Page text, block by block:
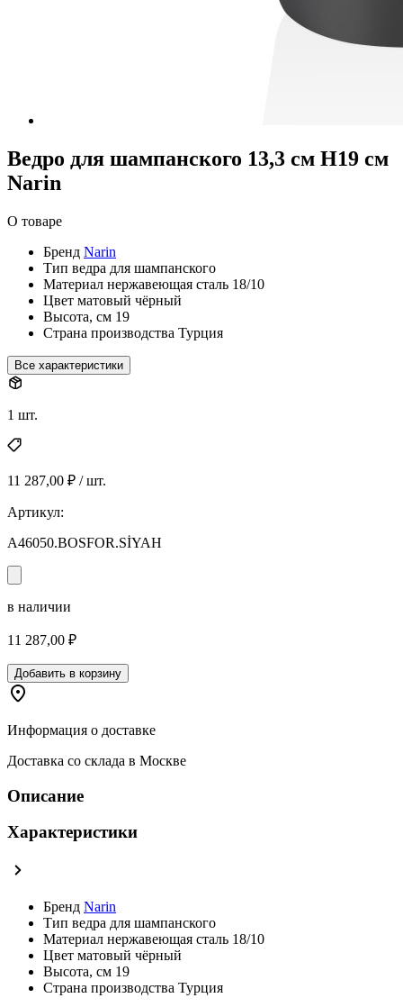
Ведро для шампанского 13,3 см H19 см
Narin
О товаре
Бренд Narin
Тип ведра для шампанского
Материал нержавеющая сталь 18/10
Цвет матовый чёрный
Высота, см 19
Страна производства Турция
Все характеристики
1 шт.
11 287,00 ₽ / шт.
Артикул:
A46050.BOSFOR.SİYAH
в наличии
11 287,00 ₽
Добавить в корзину
Информация о доставке
Доставка со склада в Москве
Описание
Характеристики
Бренд Narin
Тип ведра для шампанского
Материал нержавеющая сталь 18/10
Цвет матовый чёрный
Высота, см 19
Страна производства Турция